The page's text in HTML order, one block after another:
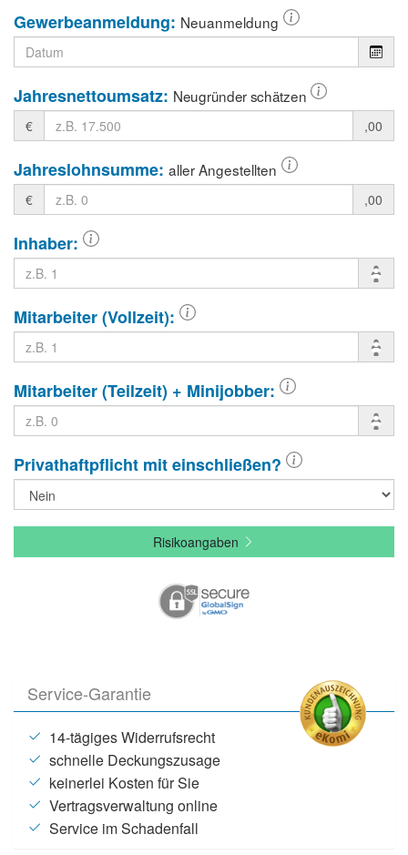
Gewerbeanmeldung: Neuanmeldung
Jahresnettoumsatz: Neugründer schätzen
€ ,00
Jahreslohnsumme: aller Angestellten
€ ,00
Inhaber:
Mitarbeiter (Vollzeit):
Mitarbeiter (Teilzeit) + Minijobber:
Privathaft­pflicht mit einschließen?
Risikoangaben
Service-Garantie
14-tägiges Widerrufsrecht
schnelle Deckungszusage
keinerlei Kosten für Sie
Vertragsverwaltung online
Service im Schadenfall